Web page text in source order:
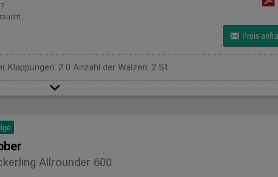
Preis
Klappungen: 2 0 Anzahl der Walzen: 2 St.
Allrounder 600